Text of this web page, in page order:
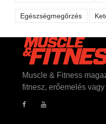
Egészségmegőrzés
Muscle & Fitness
fitnesz, erőemelés vagy